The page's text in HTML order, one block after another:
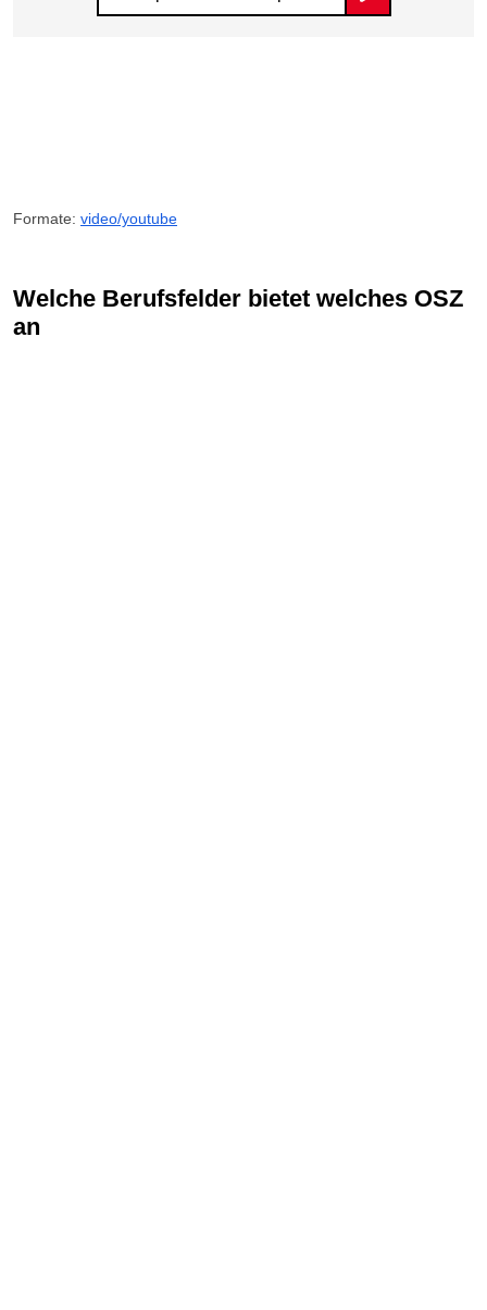
Formate: video/youtube
Welche Berufsfelder bietet welches OSZ
an